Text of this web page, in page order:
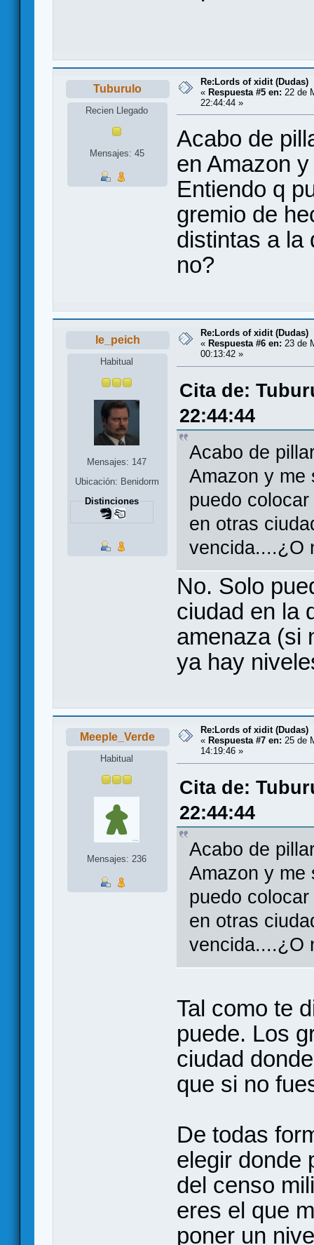
Tuburulo
Recien Llegado
Mensajes: 45
Re:Lords of xidit (Dudas)
« Respuesta #5 en: 22 de
22:44:44 »
Acabo de
en Amazon
Entiendo q
gremio de
distintas a la
no?
le_peich
Habitual
Mensajes: 147
Ubicación: Benidorm
Distinciones
Re:Lords of xidit (Dudas)
« Respuesta #6 en: 23 de
00:13:42 »
Cita de:
22:44:44
Acabo de
Amazon y me
puedo
en otras
vencida....¿O
No. Solo
ciudad en la
amenaza (si
ya hay
Meeple_Verde
Habitual
Mensajes: 236
Re:Lords of xidit (Dudas)
« Respuesta #7 en: 25 de
14:19:46 »
Cita de:
22:44:44
Acabo de
Amazon y me
puedo
en otras
vencida....¿O
Tal como te
puede. Los
ciudad
que si no
De todas
elegir donde
del censo
eres el que
poner un